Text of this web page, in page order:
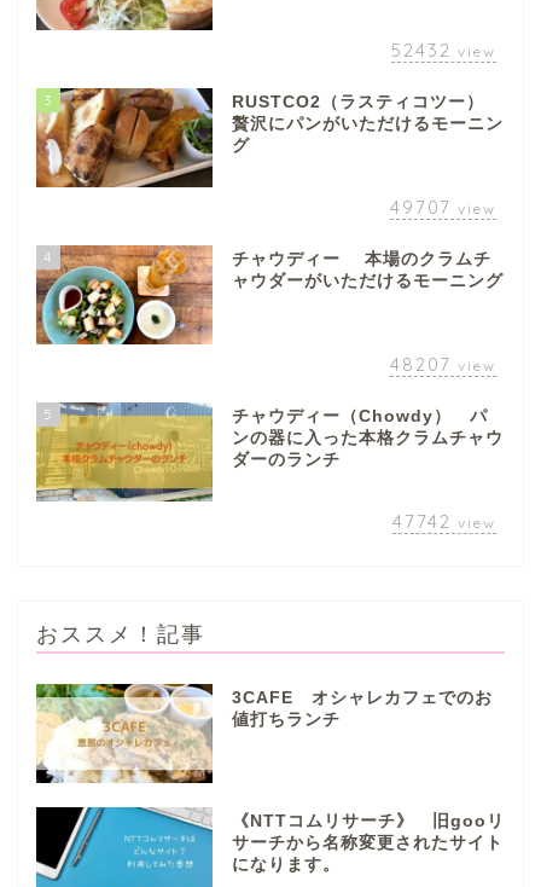
52432 view
3
RUSTCO2（ラスティコツー）
贅沢にパンがいただけるモーニン
グ
49707 view
4
チャウディー 本場のクラムチ
ャウダーがいただけるモーニング
48207 view
5
チャウディー（Chowdy） パ
ンの器に入った本格クラムチャウ
ダーのランチ
47742 view
おススメ！記事
3CAFE オシャレカフェでのお
値打ちランチ
《NTTコムリサーチ》 旧gooリ
サーチから名称変更されたサイト
になります。
ぎふまるけ内の記事と写真
（画像）＆掲載情報につい
ての注意事項など